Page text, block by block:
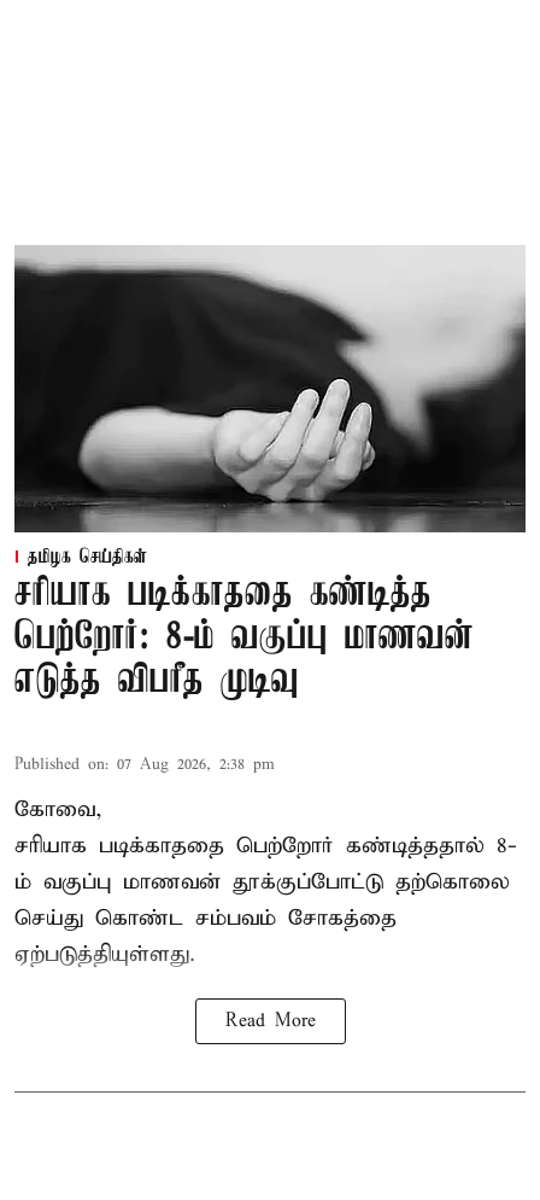
தமிழக செய்திகள்
சரியாக படிக்காததை கண்டித்த
பெற்றோர்: 8-ம் வகுப்பு மாணவன்
எடுத்த விபரீத முடிவு
Published on: 07 Aug 2026, 2:38 pm
கோவை,
சரியாக படிக்காததை பெற்றோர் கண்டித்ததால் 8-
ம் வகுப்பு மாணவன் தூக்குப்போட்டு தற்கொலை
செய்து கொண்ட சம்பவம் சோகத்தை
ஏற்படுத்தியுள்ளது.
Read More